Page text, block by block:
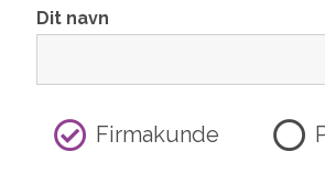
Dit navn
Firmakunde